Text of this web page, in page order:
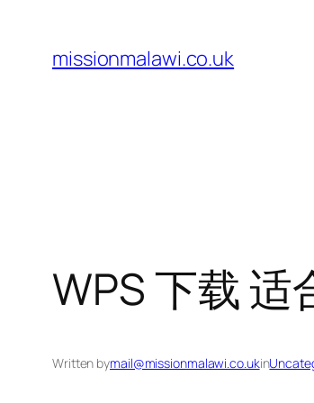
content
missionmalawi.co.uk
WPS 下载 适
Written bymail@missionmalawi.co.ukin